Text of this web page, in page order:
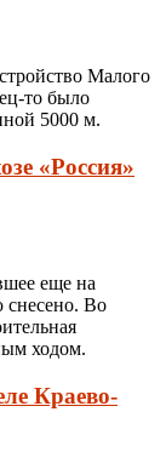
Малого
то было
5000 м.
«Россия»
еще на
снесено. Во
ходом.
Краево-